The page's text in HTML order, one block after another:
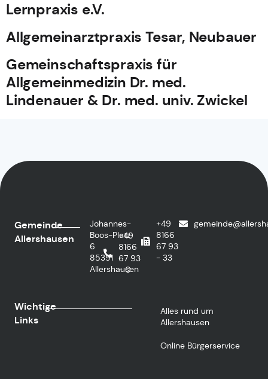
Lernpraxis e.V.
Allgemeinarztpraxis Tesar, Neubauer
Gemeinschaftspraxis für
Allgemeinmedizin Dr. med.
Lindenauer & Dr. med. univ. Zwickel
Gemeinde
Allershausen
Johannes-
Boos-Platz
6
85391
Allershausen
+49
8166
67 93
- 0
+49
8166
67 93
- 33
Wichtige
Links
Alles rund um
Allershausen
Online Bürgerservice